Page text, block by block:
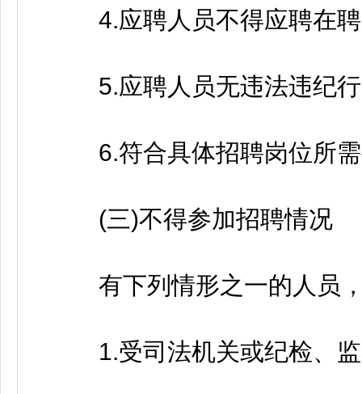
4.应聘人员不得应聘在聘
5.应聘人员无违法违纪行
6.符合具体招聘岗位所需
(三)不得参加招聘情况
有下列情形之一的人员，
1.受司法机关或纪检、监